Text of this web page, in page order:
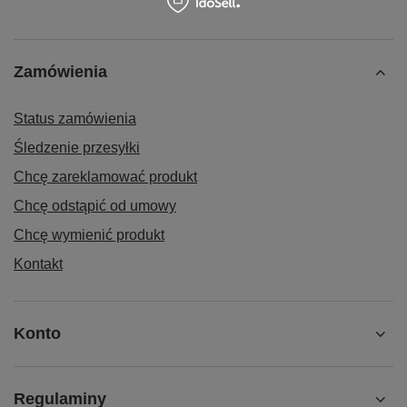
Zamówienia
Status zamówienia
Śledzenie przesyłki
Chcę zareklamować produkt
Chcę odstąpić od umowy
Chcę wymienić produkt
Kontakt
Konto
Regulaminy